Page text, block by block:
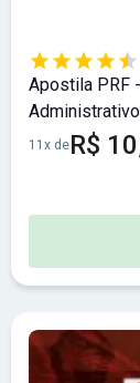
Apostila PRF
Administrativo
11x deR$